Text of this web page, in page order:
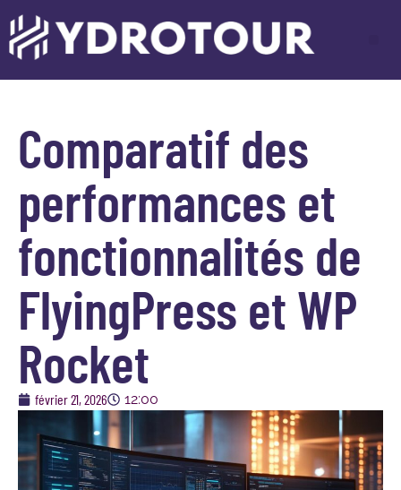
Comparatif des
performances et
fonctionnalités de
FlyingPress et WP
Rocket
février 21, 2026 12:00